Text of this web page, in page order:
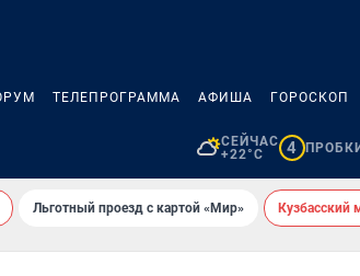
ТЕЛЕПРОГРАММА АФИША ГОРОСКОП
СЕЙЧАС
+22°C
4 ПРОБКИ
Льготный проезд с картой «Мир» Кузбасский